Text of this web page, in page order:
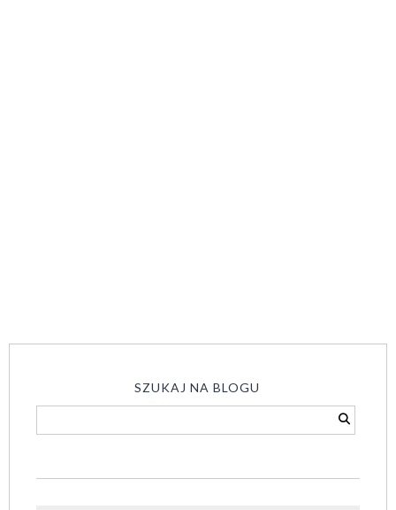
SZUKAJ NA BLOGU